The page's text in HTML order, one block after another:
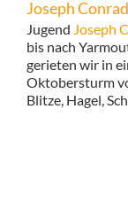
Joseph
Jugend Joseph
bis nach
gerieten wir in
Oktobersturm
Blitze, Hagel,